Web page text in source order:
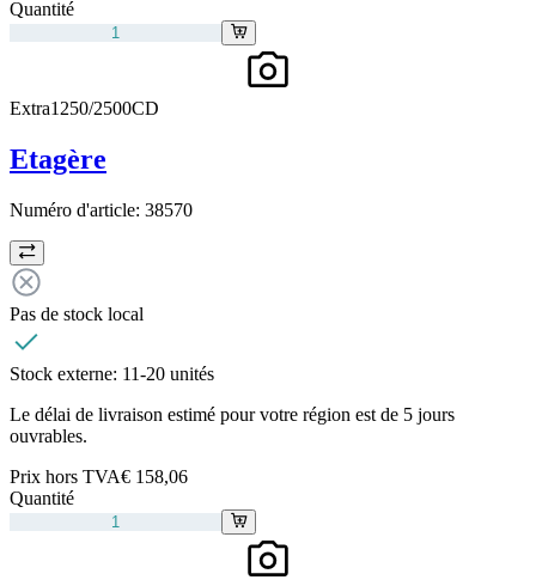
Quantité
Extra1250/2500CD
Etagère
Numéro d'article: 38570
Pas de stock local
Stock externe: 11-20 unités
Le délai de livraison estimé pour votre région est de 5 jours
ouvrables.
Prix hors TVA€ 158,06
Quantité